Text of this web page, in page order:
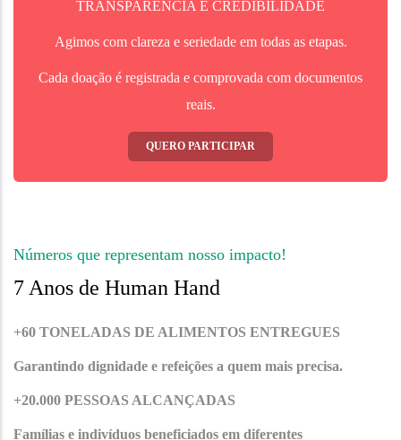
TRANSPARÊNCIA E CREDIBILIDADE
Agimos com clareza e seriedade em todas as etapas.
Cada doação é registrada e comprovada com documentos
reais.
QUERO PARTICIPAR
Números que representam nosso impacto!
7 Anos de Human Hand
+60 TONELADAS DE ALIMENTOS ENTREGUES
Garantindo dignidade e refeições a quem mais precisa.
+20.000 PESSOAS ALCANÇADAS
Famílias e indivíduos beneficiados em diferentes